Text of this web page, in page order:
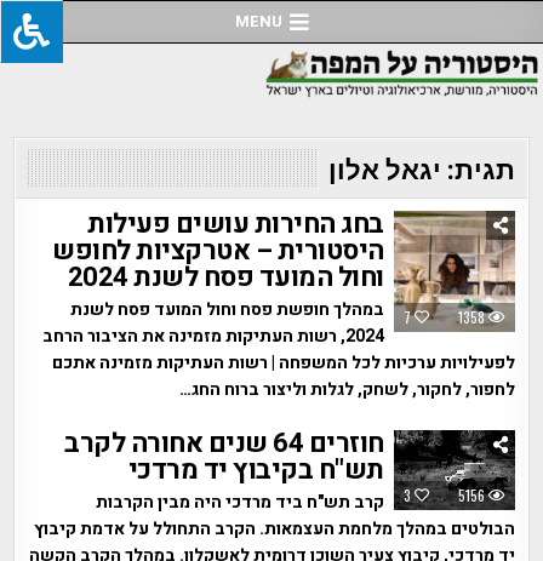
to
content
MENU
תגית: יגאל אלון
7 1358
בחג החירות עושים פעילות
היסטורית – אטרקציות לחופש
וחול המועד פסח לשנת 2024
במהלך חופשת פסח וחול המועד פסח לשנת
2024, רשות העתיקות מזמינה את הציבור הרחב
לפעילויות ערכיות לכל המשפחה | רשות העתיקות מזמינה אתכם
לחפור, לחקור, לשחק, לגלות וליצור ברוח החג…
3 5156
חוזרים 64 שנים אחורה לקרב
תש"ח בקיבוץ יד מרדכי
קרב תש"ח ביד מרדכי היה מבין הקרבות
הבולטים במהלך מלחמת העצמאות. הקרב התחולל על אדמת קיבוץ
יד מרדכי, קיבוץ צעיר השוכן דרומית לאשקלון. במהלך הקרב הקשה